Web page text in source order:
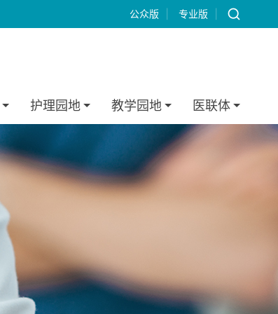
公众版 专业版
护理园地 教学园地 医联体